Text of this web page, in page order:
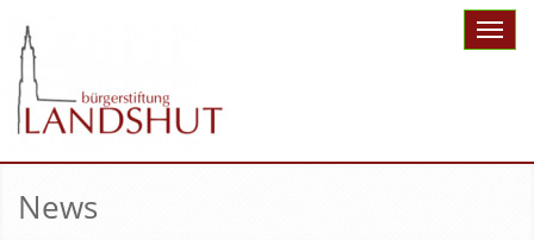
Toggle
News